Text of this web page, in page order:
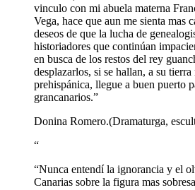
vinculo con mi abuela materna
Vega, hace que aun me sienta mas
deseos de que la lucha de
historiadores que continúan
en busca de los restos del rey
desplazarlos, si se hallan, a su
prehispánica, llegue a buen puerto
grancanarios.”
Donina Romero.(Dramaturga,
“
“Nunca entendí la ignorancia y el
Canarias sobre la figura mas